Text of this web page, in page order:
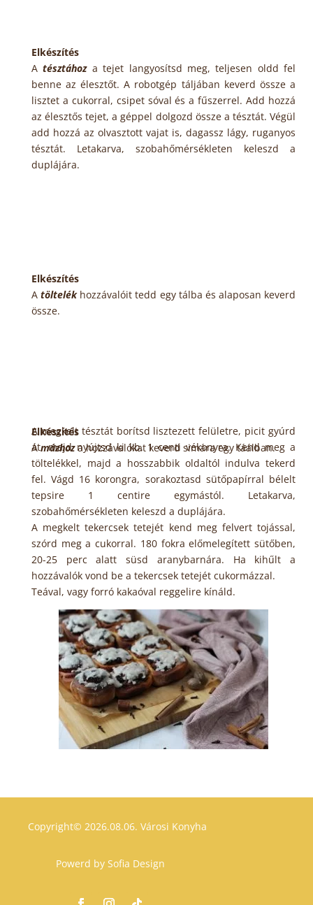
Elkészítés
Atésztáhoza tejet langyosítsd meg, teljesen oldd fel
benne az élesztőt. A robotgép táljában keverd össze a
lisztet a cukorral, csipet sóval és a fűszerrel. Add hozzá
az élesztős tejet, a géppel dolgozd össze a tésztát. Végül
add hozzá az olvasztott vajat is, dagassz lágy, ruganyos
tésztát. Letakarva, szobahőmérsékleten keleszd a
duplájára.
Elkészítés
A töltelékhozzávalóit tedd egy tálba és alaposan keverd
össze.
Elkészítés
Amázhoza hozzávalókat keverd simára egy táálban.
A megkelt tésztát borítsd lisztezett felületre, picit gyúrd
át, majd nyújtsd ki kb. 1 centi vékonyra. Kend meg a
töltelékkel, majd a hosszabbik oldaltól indulva tekerd
fel. Vágd 16 korongra, sorakoztasd sütőpapírral bélelt
tepsire 1 centire egymástól. Letakarva,
szobahőmérsékleten keleszd a duplájára.
A megkelt tekercsek tetejét kend meg felvert tojással,
szórd meg a cukorral. 180 fokra előmelegített sütőben,
20-25 perc alatt süsd aranybarnára. Ha kihűlt a
hozzávalók vond be a tekercsek tetejét cukormázzal.
Teával, vagy forró kakaóval reggelire kínáld.
Copyright© 2026.08.06. Városi Konyha
Powerd by Sofia Design